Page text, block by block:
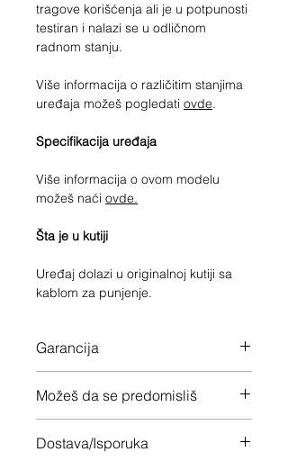
tragove korišćenja ali je u potpunosti
testiran i nalazi se u odličnom
radnom stanju.
Više informacija o različitim stanjima
uređaja možeš pogledati ovde.
Specifikacija uređaja
Više informacija o ovom modelu
možeš naći ovde.
Šta je u kutiji
Uređaj dolazi u originalnoj kutiji sa
kablom za punjenje.
Garancija
Možeš da se predomisliš
nisi zadovoljan
Dostava/Isporuka